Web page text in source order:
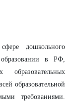
дошкольного
в РФ,
образовательных
образовательной
требованиями.